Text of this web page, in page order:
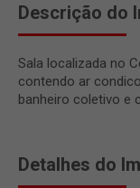
Descrição do
Sala localizada no
contendo ar
banheiro coletivo e
Detalhes do